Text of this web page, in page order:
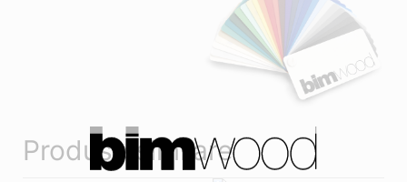
Produse similare